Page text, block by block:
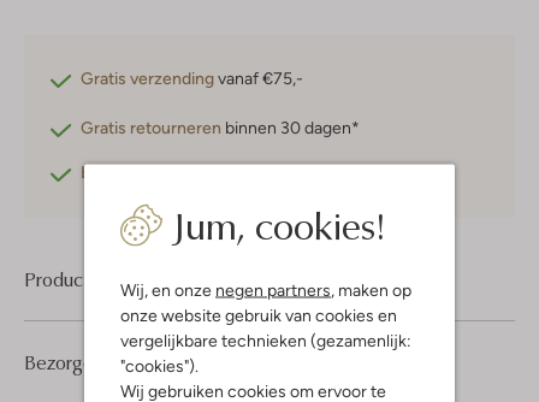
Jum, cookies!
Wij, en onze negen partners, maken op
onze website gebruik van cookies en
vergelijkbare technieken (gezamenlijk:
"cookies").
Wij gebruiken cookies om ervoor te
Gratis verzendingvanaf €75,-
Gratis retourneren binnen 30 dagen*
Betaal achteraf
Product informatie
Bezorgen & retourneren